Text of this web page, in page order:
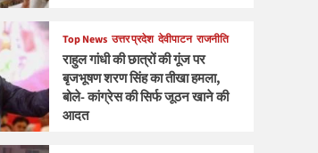
Top News उत्तर प्रदेश देवीपाटन राजनीति
राहुल गांधी की छात्रों की गूंज पर
बृजभूषण शरण सिंह का तीखा हमला,
बोले- कांग्रेस की सिर्फ जूठन खाने की
आदत